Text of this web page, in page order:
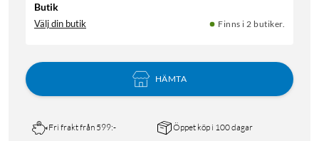
Butik
Välj din butik Finns i 2 butiker.
HÄMTA
Fri frakt från 599:- Öppet köp i 100 dagar